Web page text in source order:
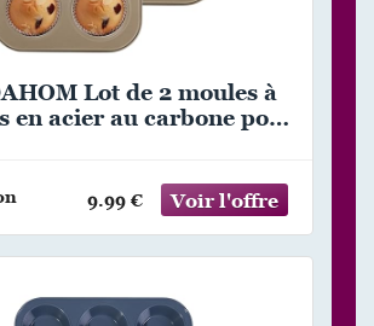
Lot de 2 moules à
en acier au carbone pour
pour la cuisson de
cupcakes, gâteaux et
9.99 €